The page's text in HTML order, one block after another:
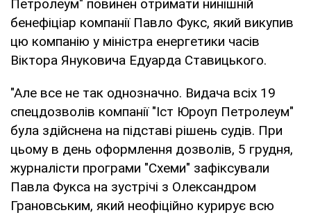
Петролеум" повинен отримати нинішній
бенефіціар компанії Павло Фукс, який викупив
цю компанію у міністра енергетики часів
Віктора Януковича Едуарда Ставицького.
"Але все не так однозначно. Видача всіх 19
спецдозволів компанії "Іст Юроуп Петролеум"
була здійснена на підставі рішень судів. При
цьому в день оформлення дозволів, 5 грудня,
журналісти програми "Схеми" зафіксували
Павла Фукса на зустрічі з Олександром
Грановським, який неофіційно курирує всю